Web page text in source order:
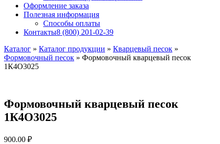
Оформление заказа
Полезная информация
Способы оплаты
Контакты8 (800) 201-02-39
Каталог » Каталог продукции » Кварцевый песок »
Формовочный песок » Формовочный кварцевый песок
1К4О3025
Формовочный кварцевый песок
1К4О3025
900.00 ₽